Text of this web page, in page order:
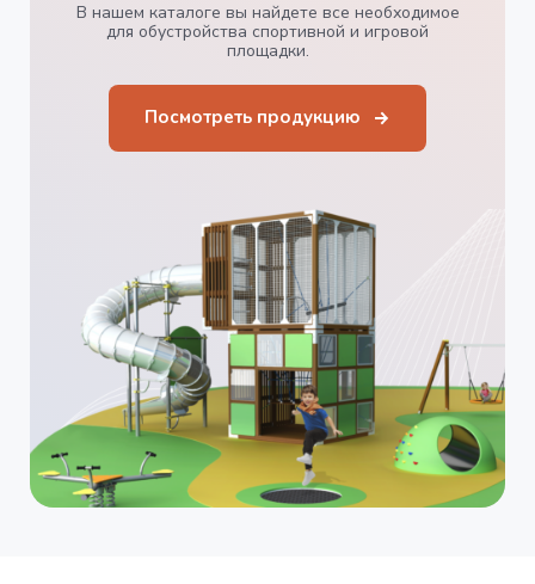
В нашем каталоге вы найдете все необходимое
для обустройства спортивной и игровой
площадки.
Посмотреть продукцию